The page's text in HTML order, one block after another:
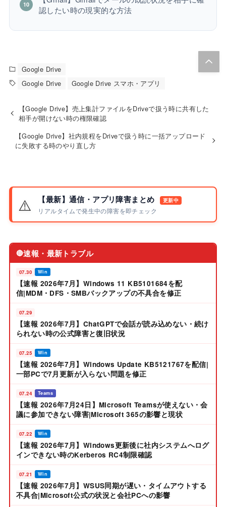
認したい時の現実的な方法
Google Drive
Google Drive
Google Drive スマホ・アプリ
【Google Drive】売上集計ファイルをDriveで扱う時に共有した
相手が開けない時の権限確認
【Google Drive】社内規程をDriveで扱う時に一括アップロード
に失敗する時のやり直し方
⚠️ 【最新】通信・アプリ障害まとめ 更新中
リアルタイムで発生中の障害を即チェック
🔴速報・最新トラブル
07.30 Win
【速報 2026年7月】Windows 11 KB5101684を配
信|MDM・DFS・SMBバックアップの不具合を修正
07.29
【速報 2026年7月】ChatGPTで会話が読み込めない・続け
られない時の公式障害と復旧状況
07.25 Win
【速報 2026年7月】Windows Update KB5121767を配信|
一部PCで7月更新が入らない問題を修正
07.24 Teams
【速報 2026年7月24日】Microsoft Teamsが使えない・会
議に参加できない障害|Microsoft 365の影響と現状
07.22 Win
【速報 2026年7月】Windows更新後に社内システムへログ
インできない時のKerberos RC4制限確認
07.21 Win
【速報 2026年7月】WSUS同期が遅い・タイムアウトする
不具合|Microsoft公式の状況と会社PCへの影響